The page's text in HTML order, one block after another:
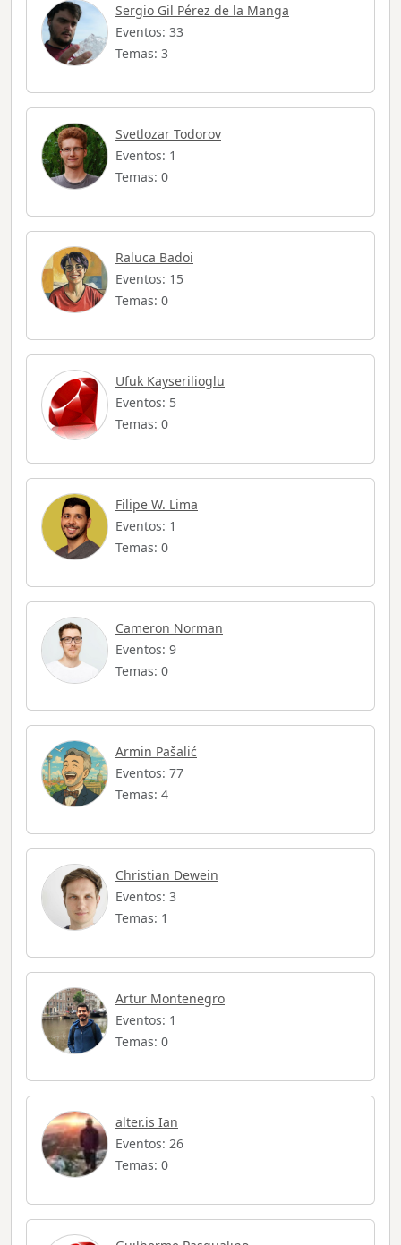
Sergio Gil Pérez de la Manga
Eventos: 33
Temas: 3
Svetlozar Todorov
Eventos: 1
Temas: 0
Raluca Badoi
Eventos: 15
Temas: 0
Ufuk Kayserilioglu
Eventos: 5
Temas: 0
Filipe W. Lima
Eventos: 1
Temas: 0
Cameron Norman
Eventos: 9
Temas: 0
Armin Pašalić
Eventos: 77
Temas: 4
Christian Dewein
Eventos: 3
Temas: 1
Artur Montenegro
Eventos: 1
Temas: 0
alter.is Ian
Eventos: 26
Temas: 0